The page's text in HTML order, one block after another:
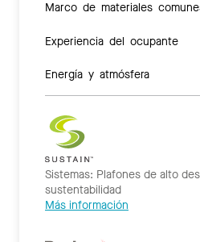
Marco de materiales
Experiencia del ocupante
Energía y atmósfera
Sistemas: Plafones de alto
sustentabilidad
Más información